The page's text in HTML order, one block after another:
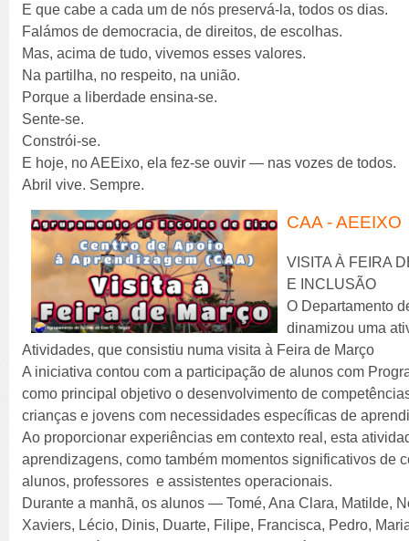
E que cabe a cada um de nós preservá-la, todos os dias.
Falámos de democracia, de direitos, de escolhas.
Mas, acima de tudo, vivemos esses valores.
Na partilha, no respeito, na união.
Porque a liberdade ensina-se.
Sente-se.
Constrói-se.
E hoje, no AEEixo, ela fez-se ouvir — nas vozes de todos.
Abril vive. Sempre.
CAA - AEEIXO
VISITA À FEIRA
E INCLUSÃO
O Departamento
dinamizou uma
Atividades, que consistiu numa visita à Feira de Março
A iniciativa contou com a participação de alunos com
como principal objetivo o desenvolvimento de
crianças e jovens com necessidades específicas de
Ao proporcionar experiências em contexto real, esta
aprendizagens, como também momentos significativos de
alunos, professores e assistentes operacionais.
Durante a manhã, os alunos — Tomé, Ana Clara, Matilde,
Xaviers, Lécio, Dinis, Duarte, Filipe, Francisca, Pedro,